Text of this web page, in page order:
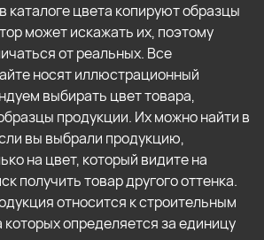
каталоге цвета копируют образцы
может искажать их, поэтому
от реальных. Все
носят иллюстрационный
выбирать цвет товара,
продукции. Их можно найти в
вы выбрали продукцию,
на цвет, который видите на
получить товар другого оттенка.
относится к строительным
определяется за единицу